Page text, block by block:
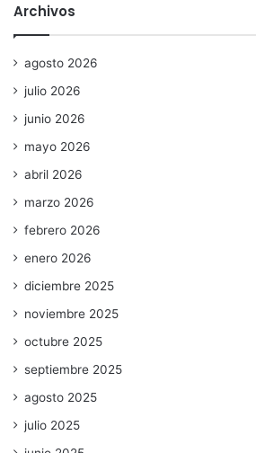
Archivos
agosto 2026
julio 2026
junio 2026
mayo 2026
abril 2026
marzo 2026
febrero 2026
enero 2026
diciembre 2025
noviembre 2025
octubre 2025
septiembre 2025
agosto 2025
julio 2025